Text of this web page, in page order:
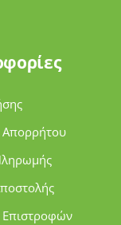
Απορρήτου
Επιστροφών